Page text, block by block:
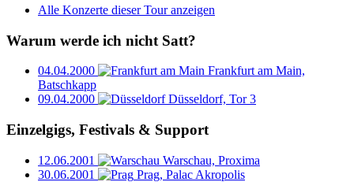
Alle Konzerte dieser Tour anzeigen
Warum werde ich nicht Satt?
04.04.2000
Frankfurt am Main,
Batschkapp
09.04.2000
Düsseldorf, Tor 3
Einzelgigs, Festivals & Support
12.06.2001
Warschau, Proxima
30.06.2001
Prag, Palac Akropolis